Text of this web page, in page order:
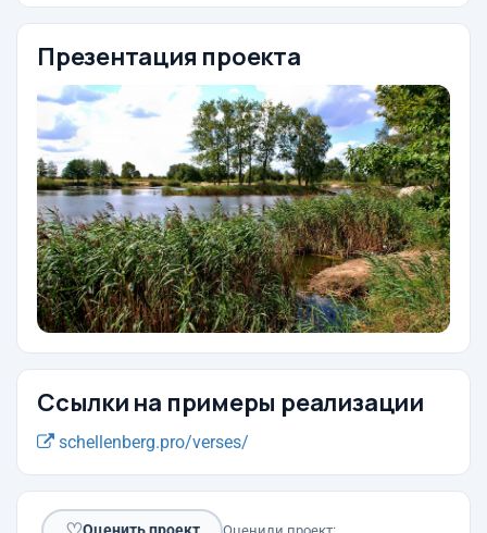
Презентация проекта
Ссылки на примеры реализации
schellenberg.pro/verses/